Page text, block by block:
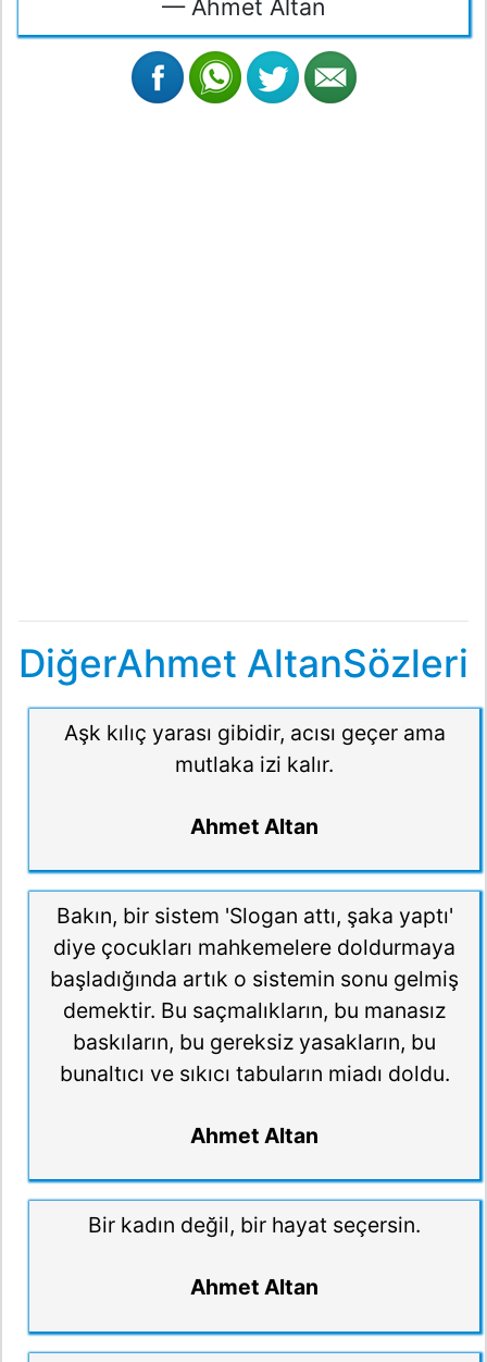
— Ahmet Altan
DiğerAhmet AltanSözleri
Aşk kılıç yarası gibidir, acısı geçer ama
mutlaka izi kalır.
Ahmet Altan
Bakın, bir sistem 'Slogan attı, şaka yaptı'
diye çocukları mahkemelere doldurmaya
başladığında artık o sistemin sonu gelmiş
demektir. Bu saçmalıkların, bu manasız
baskıların, bu gereksiz yasakların, bu
bunaltıcı ve sıkıcı tabuların miadı doldu.
Ahmet Altan
Bir kadın değil, bir hayat seçersin.
Ahmet Altan